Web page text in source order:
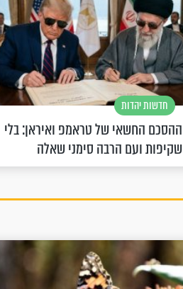
חדשות יהדות
ההסכם החשאי של טראמפ ואיראן: בלי
שקיפות ועם הרבה סימני שאלה